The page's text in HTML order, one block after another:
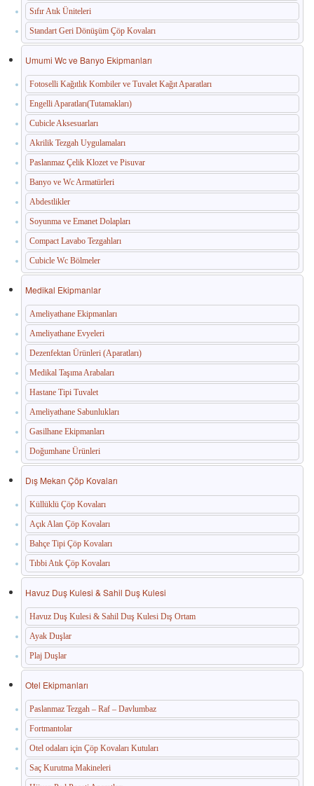
Sıfır Atık Üniteleri
Standart Geri Dönüşüm Çöp Kovaları
Umumi Wc ve Banyo Ekipmanları
Fotoselli Kağıtlık Kombiler ve Tuvalet Kağıt Aparatları
Engelli Aparatları(Tutamakları)
Cubicle Aksesuarları
Akrilik Tezgah Uygulamaları
Paslanmaz Çelik Klozet ve Pisuvar
Banyo ve Wc Armatürleri
Abdestlikler
Soyunma ve Emanet Dolapları
Compact Lavabo Tezgahları
Cubicle Wc Bölmeler
Medikal Ekipmanlar
Ameliyathane Ekipmanları
Ameliyathane Evyeleri
Dezenfektan Ürünleri (Aparatları)
Medikal Taşıma Arabaları
Hastane Tipi Tuvalet
Ameliyathane Sabunlukları
Gasilhane Ekipmanları
Doğumhane Ürünleri
Dış Mekan Çöp Kovaları
Küllüklü Çöp Kovaları
Açık Alan Çöp Kovaları
Bahçe Tipi Çöp Kovaları
Tıbbi Atık Çöp Kovaları
Havuz Duş Kulesi & Sahil Duş Kulesi
Havuz Duş Kulesi & Sahil Duş Kulesi Dış Ortam
Ayak Duşlar
Plaj Duşlar
Otel Ekipmanları
Paslanmaz Tezgah – Raf – Davlumbaz
Fortmantolar
Otel odaları için Çöp Kovaları Kutuları
Saç Kurutma Makineleri